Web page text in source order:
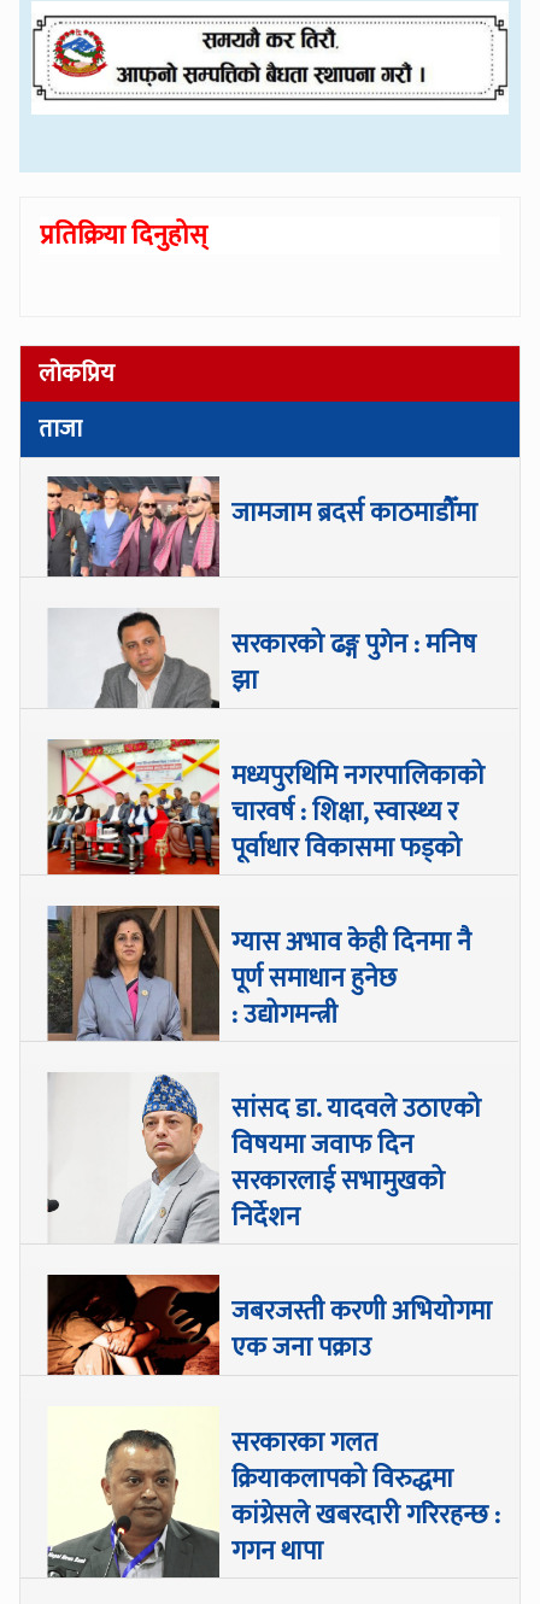
प्रतिक्रिया दिनुहोस्
लोकप्रिय
ताजा
जामजाम ब्रदर्स काठमाडौँमा
सरकारको ढङ्ग पुगेन : मनिष
झा
मध्यपुरथिमि नगरपालिकाको
चारवर्ष : शिक्षा, स्वास्थ्य र
पूर्वाधार विकासमा फड्को
ग्यास अभाव केही दिनमा नै
पूर्ण समाधान हुनेछ
: उद्योगमन्त्री
सांसद डा‍‍. यादवले उठाएको
विषयमा जवाफ दिन
सरकारलाई सभामुखको
निर्देशन
जबरजस्ती करणी अभियोगमा
एक जना पक्राउ
सरकारका गलत
क्रियाकलापको विरुद्धमा
कांग्रेसले खबरदारी गरिरहन्छ :
गगन थापा